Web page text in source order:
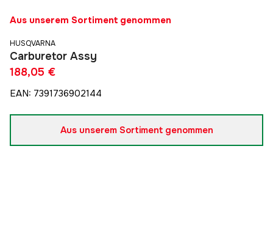
Aus unserem Sortiment genommen
HUSQVARNA
Carburetor Assy
188,05 €
EAN: 7391736902144
Aus unserem Sortiment genommen